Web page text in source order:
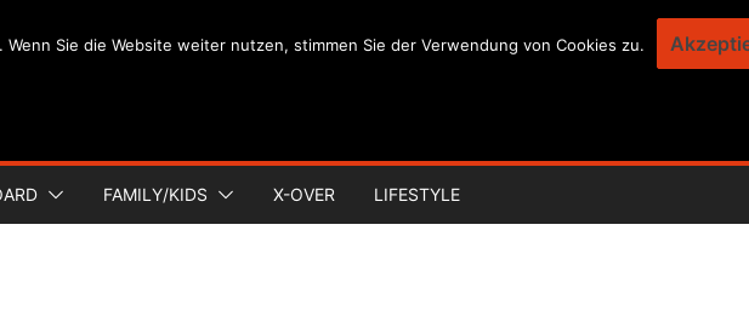
FAMILY/KIDS X-OVER LIFESTYLE
Wenn Sie die Website weiter nutzen, stimmen Sie der Verwendung von Cookies zu.